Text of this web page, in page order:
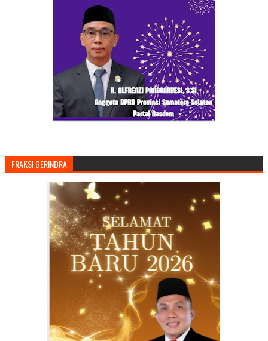
FRAKSI GERINDRA